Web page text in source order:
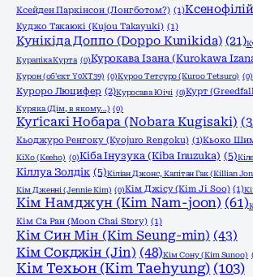
Ксейден Паркінсон (Лонгботом?) (1)
Куджо Такаюкі (Kujou Takayuki) (1)
Кунікіда Доппо (Doppo Kunikida) (21)
Курапіка Курта (0)Курокава Ізана (Kurokawa
Курон (об'єкт Y0XT39) (0)Куроо Тетсуро (Kuroo Tetsuro) (0)
Куроро Люцифер (2)Куросава Юічі (0)Курт
Куряка (Дім, в якому…) (0)
Куґісакі Нобара (Nobara Kugisaki)
Кьоджуро Ренгоку (Kyojuro Rengoku) (1)Кьоко
КіХо (Keeho) (0)Кіба Інузука (Kiba Inuzuka) (5)
Кіллуа Золдік (5)Кіліан Джонс, Капітан Гак (Killian
Кім Дженні (Jennie Kim) (0)Кім Джісу (Kim Ji Soo) (1)
Кім Намджун (Kim Nam-joon) (61)
Кім Са Ран (Moon Chai Story) (1)
Кім Син Мін (Kim Seung-min) (43)
Кім Сокджін (Jin) (48)Кім Сону (Kim Sunoo)
Кім Техьон (Kim Taehyung) (103)